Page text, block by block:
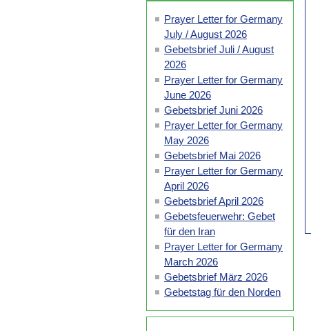
Prayer Letter for Germany
July / August 2026
Gebetsbrief Juli / August
2026
Prayer Letter for Germany
June 2026
Gebetsbrief Juni 2026
Prayer Letter for Germany
May 2026
Gebetsbrief Mai 2026
Prayer Letter for Germany
April 2026
Gebetsbrief April 2026
Gebetsfeuerwehr: Gebet
für den Iran
Prayer Letter for Germany
March 2026
Gebetsbrief März 2026
Gebetstag für den Norden